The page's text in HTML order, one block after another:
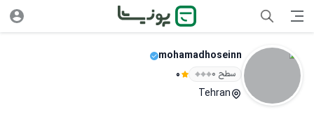
mohamadhoseinn
سطح ۰ 0
Tehran